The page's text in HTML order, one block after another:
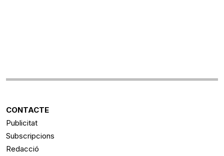
CONTACTE
Publicitat
Subscripcions
Redacció